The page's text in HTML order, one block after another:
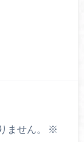
ません。
※